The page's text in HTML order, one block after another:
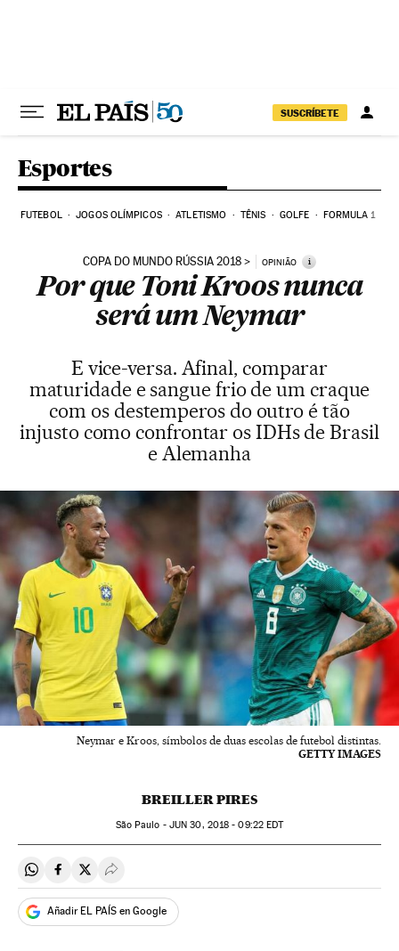
SUSCRÍBETE
Esportes
FUTEBOL JOGOS OLÍMPICOS ATLETISMO TÊNIS GOLFE FORMULA 1
COPA DO MUNDO RÚSSIA 2018 OPINIÃO i
Por que Toni Kroos nunca
será um Neymar
E vice-versa. Afinal, comparar
maturidade e sangue frio de um craque
com os destemperos do outro é tão
injusto como confrontar os IDHs de Brasil
e Alemanha
Neymar e Kroos, símbolos de duas escolas de futebol distintas.
GETTY IMAGES
BREILLER PIRES
São Paulo - JUN 30, 2018 - 09:22EDT
Compartir en Whatsapp
Compartir en Facebook
Compartir en Twitter
Desplegar Redes Sociales
Añadir EL PAÍS en Google